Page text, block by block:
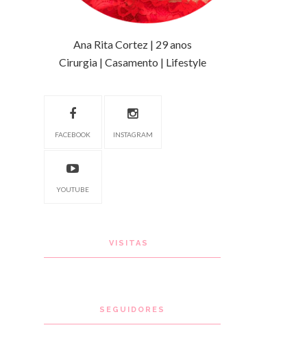
Ana Rita Cortez | 29 anos
Cirurgia | Casamento | Lifestyle
FACEBOOK INSTAGRAM
YOUTUBE
VISITAS
SEGUIDORES